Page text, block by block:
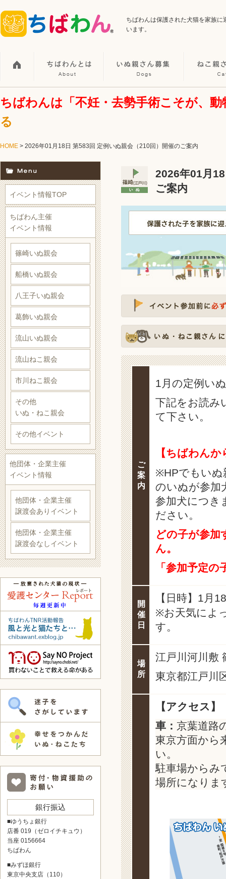
ちばわんは保護された犬猫を家族
います。
ちばわんは「不妊・去勢手術こそが、
る
HOME > 2026年01月18日 第583回 定例いぬ親会（210回）開催のご案内
2026年01月
ご案内
ご
案
内
1月の定例い
下記をお読み
て下さい。
【ちばわん
※HPでもいぬ
のいぬが参加
参加犬につき
ださい。
どの子が参加
ん。
「参加予定
開
催
日
【日時】1月
※お天気によ
す。
場
所
江戸川河川敷
東京都江戸川
【アクセス】
車： 京葉道路
東京方面から
い。
駐車場からみ
場所になりま
イベント情報TOP
ちばわん主催
イベント情報
篠崎いぬ親会
船橋いぬ親会
八王子いぬ親会
葛飾いぬ親会
流山いぬ親会
流山ねこ親会
市川ねこ親会
その他
いぬ・ねこ親会
その他イベント
他団体・企業主催
イベント情報
他団体・企業主催
譲渡会ありイベント
他団体・企業主催
譲渡会なしイベント
銀行振込
■ゆうちょ銀行
店番 019（ゼロイチキュウ）
当座 0156664
ちばわん
■みずほ銀行
東京中央支店（110）